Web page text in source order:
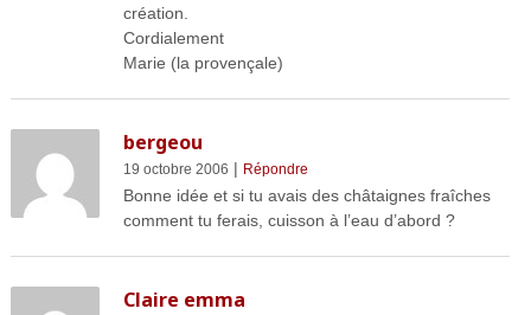
création.
Cordialement
Marie (la provençale)
bergeou
19 octobre 2006 | Répondre
Bonne idée et si tu avais des châtaignes fraîches
comment tu ferais, cuisson à l’eau d’abord ?
Claire emma